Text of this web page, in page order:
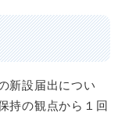
新設届出につい
持の観点から１回